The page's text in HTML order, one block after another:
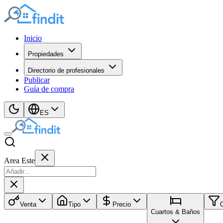
Inicio
Propiedades
Directorio de profesionales
Publicar
Guía de compra
ES
Area Este
Venta Tipo
Precio
Cuartos & Baños